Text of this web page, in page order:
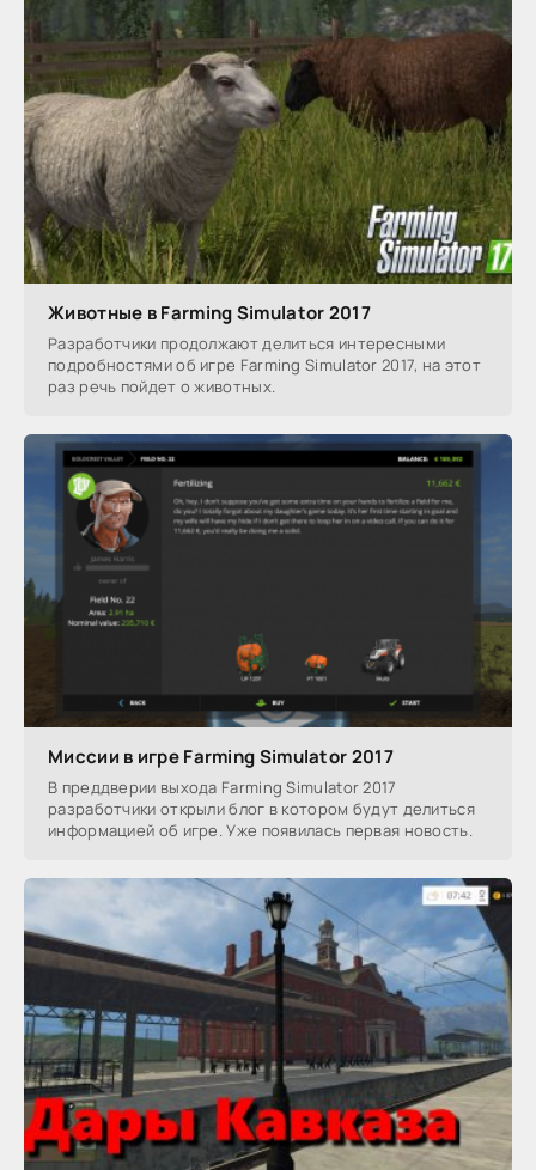
Животные в Farming Simulator 2017
Разработчики продолжают делиться интересными
подробностями об игре Farming Simulator 2017, на этот
раз речь пойдет о животных.
Миссии в игре Farming Simulator 2017
В преддверии выхода Farming Simulator 2017
разработчики открыли блог в котором будут делиться
информацией об игре. Уже появилась первая новость.